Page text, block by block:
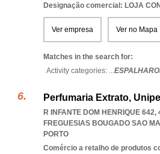
Designação comercial: LOJA
Ver empresa Ver no Mapa
Matches in the search for:
Activity categories: ...
Perfumaria Extrato,
R INFANTE DOM HENRIQUE 642,
FREGUESIAS BOUGADO SAO
PORTO
Comércio a retalho de produtos